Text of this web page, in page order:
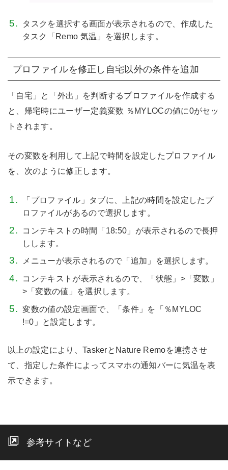
タスクを選択する画面が表示されるので、作成した
タスク「Remo 気温」を選択します。
プロファイルを修正し自宅以外の条件を追加
「自宅」と「外出」を判断するプロファイルを作成する
と、帰宅時にユーザー定義変数 ％MYLOCの値に0がセッ
トされます。
その変数を利用して上記で時間を設定したプロファイル
を、次のように修正します。
「プロファイル」タブに、上記の時間を設定したプ
ロファイルがあるので選択します。
コンテキストの時間「18:50」が表示されるので長押
しします。
メニューが表示されるので「追加」を選択します。
コンテキストが表示されるので、「状態」>「変数」
>「変数の値」を選択します。
変数の値の設定画面で、「条件」を「％MYLOC
!=0」と設定します。
以上の設定により、TaskerとNature Remoを連携させ
て、指定した条件によってスマホの通知バーに気温を表
示できます。
参考サイトなど